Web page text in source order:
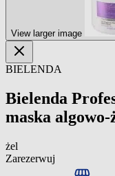
View larger image
BIELENDA
Bielenda
maska algowo-
żel
Zarezerwuj